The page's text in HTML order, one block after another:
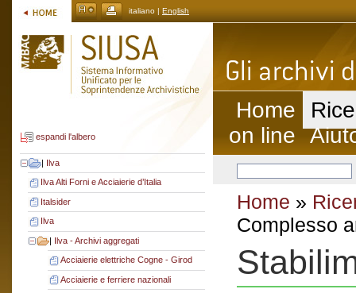
italiano | English
espandi l'albero
| Ilva
Ilva Alti Forni e Acciaierie d’Italia
Italsider
Ilva
| Ilva - Archivi aggregati
Acciaierie elettriche Cogne - Girod
Acciaierie e ferriere nazionali
Home
on line
Home »
Complesso